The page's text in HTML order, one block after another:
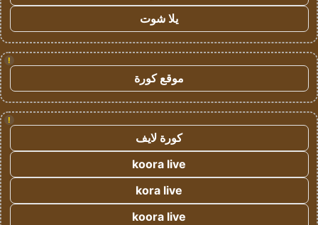
يلا شوت
!
موقع كورة
!
كورة لايف
koora live
kora live
koora live